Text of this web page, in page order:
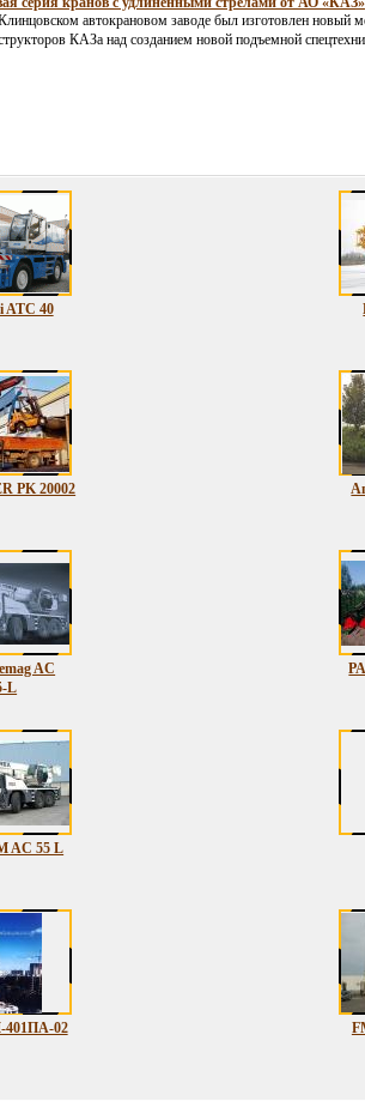
автокрановом заводе был изготовлен
КАЗа над созданием новой подъемной
ATC 40
PK 20002
AC
L
AC 55 L
02